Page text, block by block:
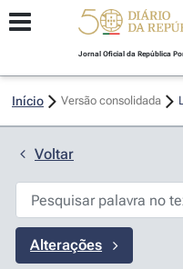
Jornal Oficial da República
Início Versão consolidada
Voltar
Alterações